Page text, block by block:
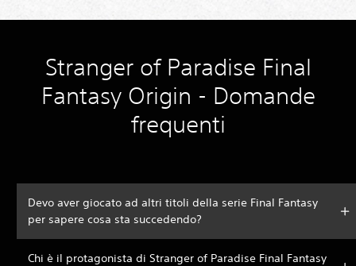
Stranger of Paradise Final
Fantasy Origin - Domande
frequenti
Devo aver giocato ad altri titoli della serie Final Fantasy
per sapere cosa sta succedendo?
Chi è il protagonista di Stranger of Paradise Final Fantasy